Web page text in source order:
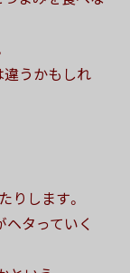
違うかもしれ
りします。
タっていく